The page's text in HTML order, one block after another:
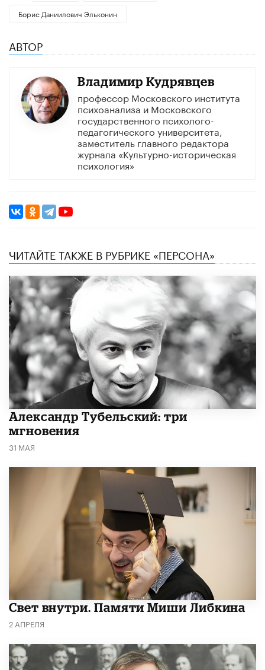
Борис Даниилович Эльконин
АВТОР
Владимир Кудрявцев
профессор Московского института
психоанализа и Московского
государственного психолого-
педагогического университета,
заместитель главного редактора
журнала «Культурно-историческая
психология»
ЧИТАЙТЕ ТАКЖЕ В РУБРИКЕ «ПЕРСОНА»
Александр Тубельский: три
мгновения
31 МАЯ
​Свет внутри. Памяти Миши Либкина
2 АПРЕЛЯ